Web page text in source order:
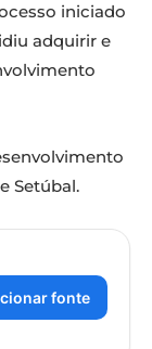
iniciado
adquirir e
Setúbal.
fonte